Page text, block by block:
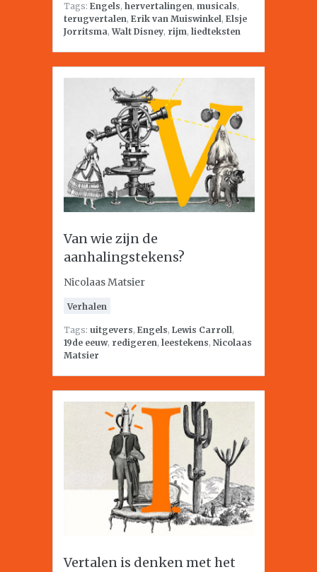
Tags: Engels, hervertalingen, musicals,
terugvertalen, Erik van Muiswinkel, Elsje
Jorritsma,Walt Disney, rijm, liedteksten
Van wie zijn de
aanhalingstekens?
Nicolaas Matsier
Verhalen
Tags: uitgevers, Engels, Lewis Carroll,
19de eeuw, redigeren, leestekens, Nicolaas
Matsier
Vertalen is denken met het